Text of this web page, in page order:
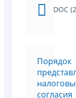
DOC
Порядок
согласия